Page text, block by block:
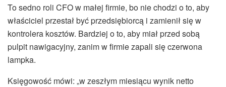
To sedno roli CFO w małej firmie, bo nie chodzi o to, aby
właściciel przestał być przedsiębiorcą i zamienił się w
kontrolera kosztów. Bardziej o to, aby miał przed sobą
pulpit nawigacyjny, zanim w firmie zapali się czerwona
lampka.
Księgowość mówi: „w zeszłym miesiącu wynik netto